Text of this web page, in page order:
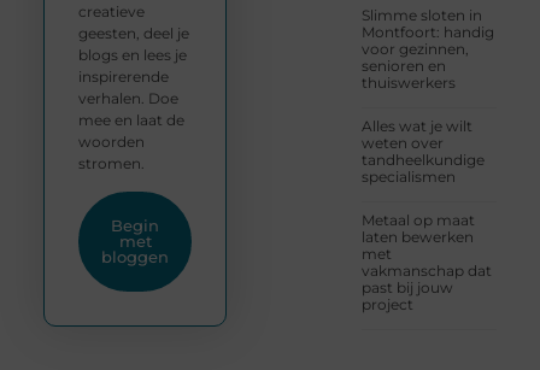
Slimme sloten in
Montfoort: handig
voor gezinnen,
senioren en
thuiswerkers
Alles wat je wilt
weten over
tandheelkundige
specialismen
Metaal op maat
laten bewerken
met
vakmanschap dat
past bij jouw
project
creatieve
geesten, deel je
blogs en lees je
inspirerende
verhalen. Doe
mee en laat de
woorden
stromen.
Begin
met
bloggen